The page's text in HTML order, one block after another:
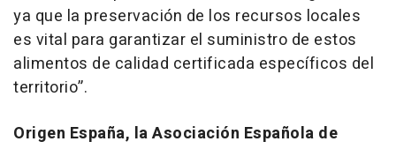
ya que la preservación de los recursos locales
es vital para garantizar el suministro de estos
alimentos de calidad certificada específicos del
territorio”.
Origen España, la Asociación Española de